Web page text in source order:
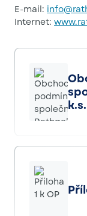
E-mail:
Internet:
k.s.